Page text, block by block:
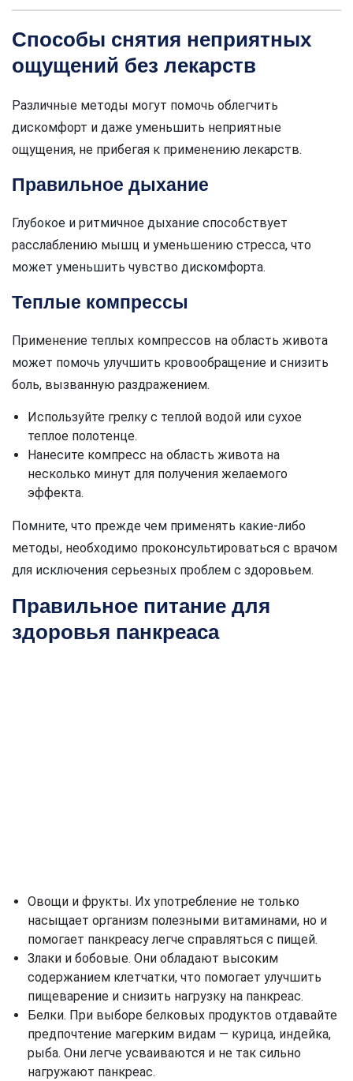
Способы снятия неприятных
ощущений без лекарств
Различные методы могут помочь облегчить
дискомфорт и даже уменьшить неприятные
ощущения, не прибегая к применению лекарств.
Правильное дыхание
Глубокое и ритмичное дыхание способствует
расслаблению мышц и уменьшению стресса, что
может уменьшить чувство дискомфорта.
Теплые компрессы
Применение теплых компрессов на область живота
может помочь улучшить кровообращение и снизить
боль, вызванную раздражением.
Используйте грелку с теплой водой или сухое
теплое полотенце.
Нанесите компресс на область живота на
несколько минут для получения желаемого
эффекта.
Помните, что прежде чем применять какие-либо
методы, необходимо проконсультироваться с врачом
для исключения серьезных проблем с здоровьем.
Правильное питание для
здоровья панкреаса
Овощи и фрукты. Их употребление не только
насыщает организм полезными витаминами, но и
помогает панкреасу легче справляться с пищей.
Злаки и бобовые. Они обладают высоким
содержанием клетчатки, что помогает улучшить
пищеварение и снизить нагрузку на панкреас.
Белки. При выборе белковых продуктов отдавайте
предпочтение магерким видам — курица, индейка,
рыба. Они легче усваиваются и не так сильно
нагружают панкреас.